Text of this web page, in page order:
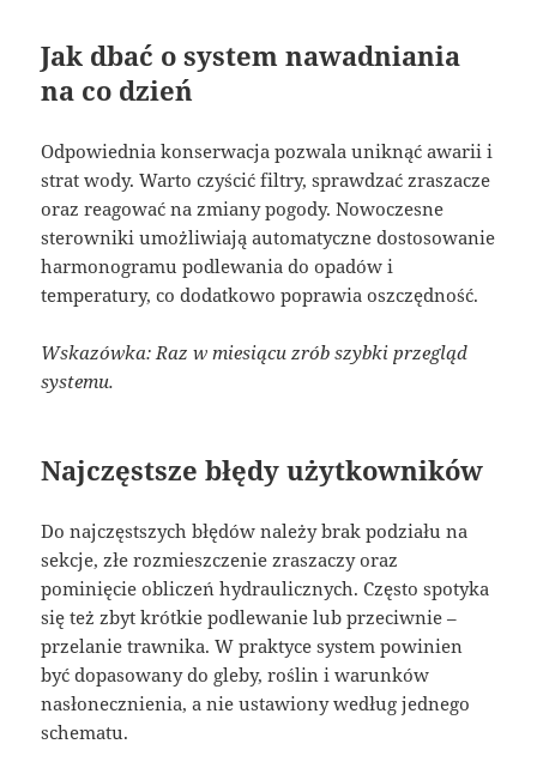
Jak dbać o system nawadniania
na co dzień
Odpowiednia konserwacja pozwala uniknąć awarii i
strat wody. Warto czyścić filtry, sprawdzać zraszacze
oraz reagować na zmiany pogody. Nowoczesne
sterowniki umożliwiają automatyczne dostosowanie
harmonogramu podlewania do opadów i
temperatury, co dodatkowo poprawia oszczędność.
Wskazówka: Raz w miesiącu zrób szybki przegląd
systemu.
Najczęstsze błędy użytkowników
Do najczęstszych błędów należy brak podziału na
sekcje, złe rozmieszczenie zraszaczy oraz
pominięcie obliczeń hydraulicznych. Często spotyka
się też zbyt krótkie podlewanie lub przeciwnie –
przelanie trawnika. W praktyce system powinien
być dopasowany do gleby, roślin i warunków
nasłonecznienia, a nie ustawiony według jednego
schematu.